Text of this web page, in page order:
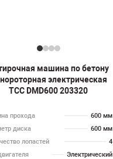
машина по бетону
электрическая
ТСС DMD600 203320
прохода
600 мм
диска
600 мм
лопастей
4
Электрический